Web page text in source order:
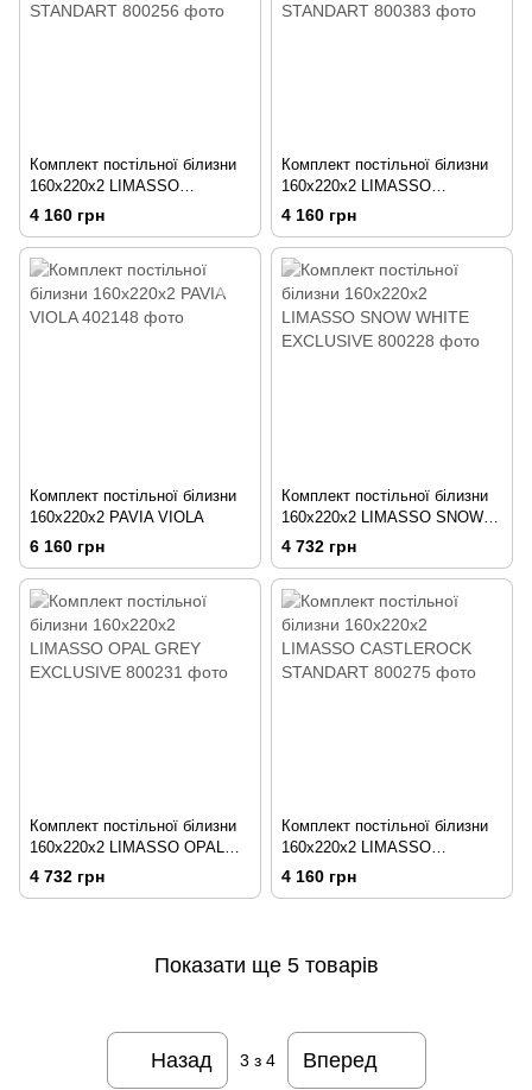
Комплект постільної білизни
160x220х2 LIMASSO
COMMENCER STANDART
4 160 грн
Комплект постільної білизни
160x220х2 LIMASSO
MUSTARD STANDART
4 160 грн
Комплект постільної білизни
160x220х2 PAVIA VIOLA
6 160 грн
Комплект постільної білизни
160x220х2 LIMASSO SNOW
WHITE EXCLUSIVE
4 732 грн
Комплект постільної білизни
160x220х2 LIMASSO OPAL
GREY EXCLUSIVE
4 732 грн
Комплект постільної білизни
160x220х2 LIMASSO
CASTLEROCK STANDART
4 160 грн
Показати ще 5 товарів
Назад 3 з 4 Вперед